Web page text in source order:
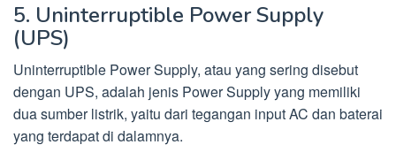
5. Uninterruptible Power Supply
(UPS)
Uninterruptible Power Supply, atau yang sering disebut
dengan UPS, adalah jenis Power Supply yang memiliki
dua sumber listrik, yaitu dari tegangan input AC dan baterai
yang terdapat di dalamnya.